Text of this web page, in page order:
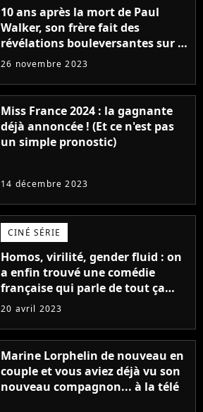
10 ans après la mort de Paul
Walker, son frère fait des
révélations bouleversantes sur la
réaction des acteurs de Fast and
26 novembre 2023
Miss France 2024 : la gagnante
déjà annoncée ! (Et ce n'est pas
un simple pronostic)
14 décembre 2023
CINÉ SÉRIE
Homos, virilité, gender fluid : on
a enfin trouvé une comédie
française qui parle de tout ça
sans être super ringarde
20 avril 2023
Marine Lorphelin de nouveau en
couple et vous aviez déjà vu son
nouveau compagnon... à la télé